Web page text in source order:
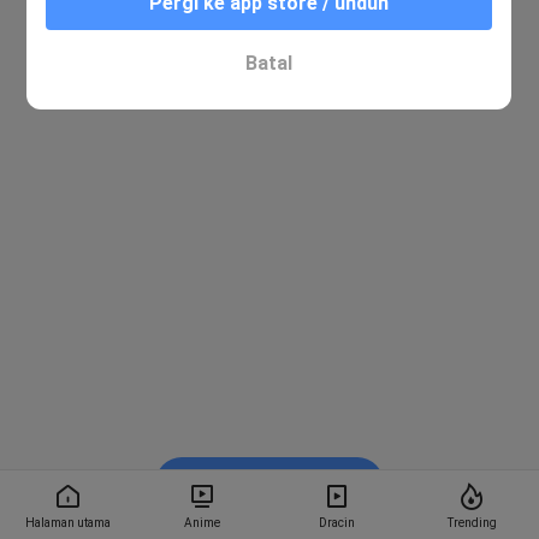
Halaman utama Anime Dracin Trending
Batal
Nonton di Bstation